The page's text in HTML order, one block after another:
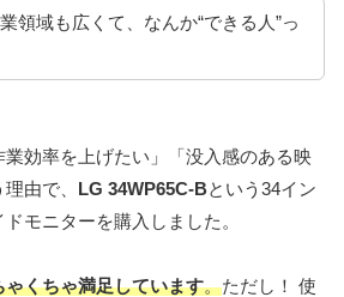
領域も広くて、なんか“できる人”っ
効率を上げたい」「没入感のある映
由で、 LG 34WP65C-Bという34イン
モニターを購入しました。
ゃくちゃ満足しています。ただし！ 使